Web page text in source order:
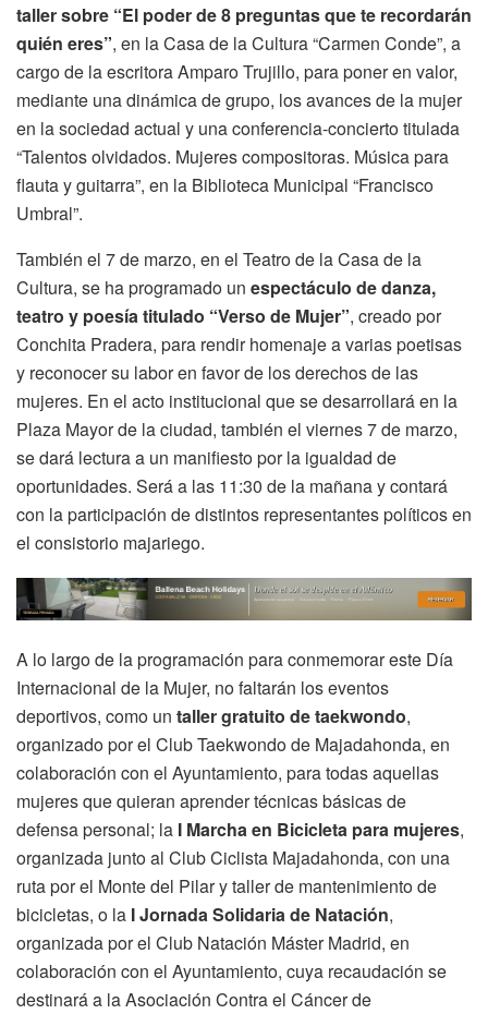
taller sobre “El poder de 8 preguntas que te recordarán
quién eres”, en la Casa de la Cultura “Carmen Conde”, a
cargo de la escritora Amparo Trujillo, para poner en valor,
mediante una dinámica de grupo, los avances de la mujer
en la sociedad actual y una conferencia-concierto titulada
“Talentos olvidados. Mujeres compositoras. Música para
flauta y guitarra”, en la Biblioteca Municipal “Francisco
Umbral”.
También el 7 de marzo, en el Teatro de la Casa de la
Cultura, se ha programado un espectáculo de danza,
teatro y poesía titulado “Verso de Mujer”, creado por
Conchita Pradera, para rendir homenaje a varias poetisas
y reconocer su labor en favor de los derechos de las
mujeres. En el acto institucional que se desarrollará en la
Plaza Mayor de la ciudad, también el viernes 7 de marzo,
se dará lectura a un manifiesto por la igualdad de
oportunidades. Será a las 11:30 de la mañana y contará
con la participación de distintos representantes políticos en
el consistorio majariego.
A lo largo de la programación para conmemorar este Día
Internacional de la Mujer, no faltarán los eventos
deportivos, como un taller gratuito de taekwondo,
organizado por el Club Taekwondo de Majadahonda, en
colaboración con el Ayuntamiento, para todas aquellas
mujeres que quieran aprender técnicas básicas de
defensa personal; la I Marcha en Bicicleta para mujeres,
organizada junto al Club Ciclista Majadahonda, con una
ruta por el Monte del Pilar y taller de mantenimiento de
bicicletas, o la I Jornada Solidaria de Natación,
organizada por el Club Natación Máster Madrid, en
colaboración con el Ayuntamiento, cuya recaudación se
destinará a la Asociación Contra el Cáncer de